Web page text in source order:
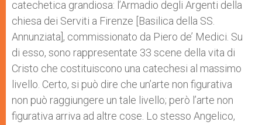
catechetica grandiosa: l’Armadio degli Argenti della
chiesa dei Serviti a Firenze [Basilica della SS.
Annunziata], commissionato da Piero de’ Medici. Su
di esso, sono rappresentate 33 scene della vita di
Cristo che costituiscono una catechesi al massimo
livello. Certo, si può dire che un’arte non figurativa
non può raggiungere un tale livello; però l’arte non
figurativa arriva ad altre cose. Lo stesso Angelico,